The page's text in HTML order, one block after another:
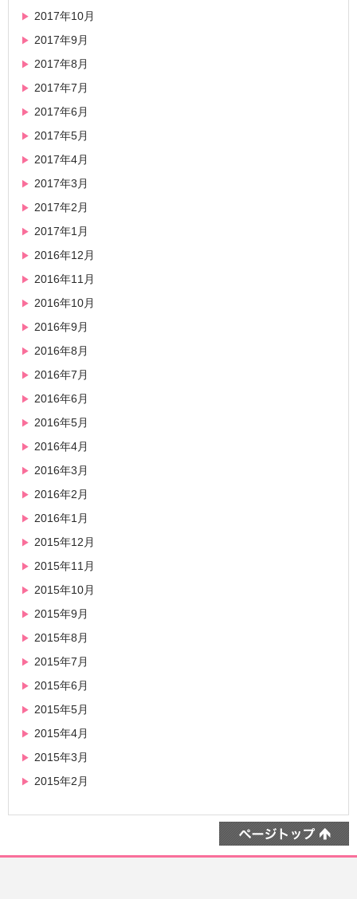
2017年10月
2017年9月
2017年8月
2017年7月
2017年6月
2017年5月
2017年4月
2017年3月
2017年2月
2017年1月
2016年12月
2016年11月
2016年10月
2016年9月
2016年8月
2016年7月
2016年6月
2016年5月
2016年4月
2016年3月
2016年2月
2016年1月
2015年12月
2015年11月
2015年10月
2015年9月
2015年8月
2015年7月
2015年6月
2015年5月
2015年4月
2015年3月
2015年2月